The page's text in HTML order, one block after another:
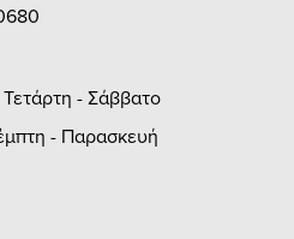
distortion: 0.01% THD 20Hz to
pad: -15dBPower requirement:
- Σάββατο
- Παρασκευή